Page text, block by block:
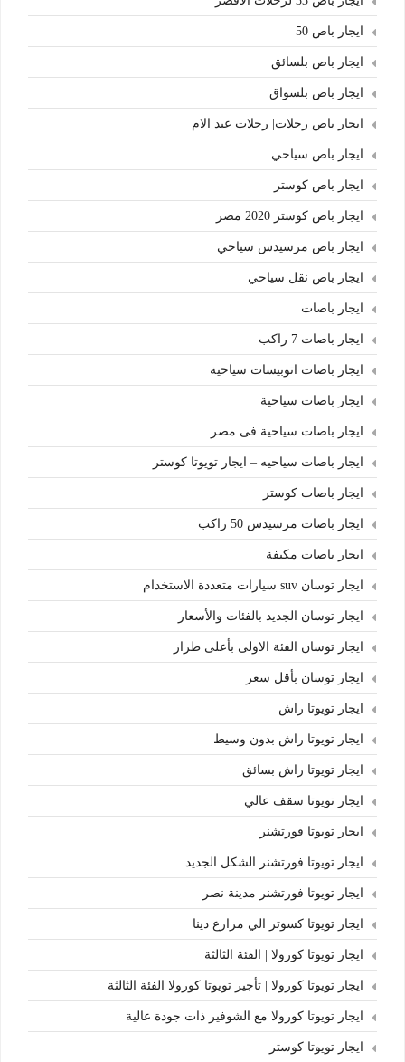
ايجار باص 50
ايجار باص بلسائق
ايجار باص بلسواق
ايجار باص رحلات| رحلات عيد الام
ايجار باص سياحي
ايجار باص كوستر
ايجار باص كوستر 2020 مصر
ايجار باص مرسيدس سياحي
ايجار باص نقل سياحي
ايجار باصات
ايجار باصات 7 راكب
ايجار باصات اتوبيسات سياحية
ايجار باصات سياحية
ايجار باصات سياحية فى مصر
ايجار باصات سياحيه – ايجار تويوتا كوستر
ايجار باصات كوستر
ايجار باصات مرسيدس 50 راكب
ايجار باصات مكيفة
ايجار توسان suv سيارات متعددة الاستخدام
ايجار توسان الجديد بالفئات والأسعار
ايجار توسان الفئة الاولى بأعلى طراز
ايجار توسان بأقل سعر
ايجار تويوتا راش
ايجار تويوتا راش بدون وسيط
ايجار تويوتا راش بسائق
ايجار تويوتا سقف عالي
ايجار تويوتا فورتشنر
ايجار تويوتا فورتشنر الشكل الجديد
ايجار تويوتا فورتشنر مدينة نصر
ايجار تويوتا كسوتر الي مزارع دينا
ايجار تويوتا كورولا | الفئة الثالثة
ايجار تويوتا كورولا | تأجير تويوتا كورولا الفئة الثالثة
ايجار تويوتا كورولا مع الشوفير ذات جودة عالية
ايجار تويوتا كوستر